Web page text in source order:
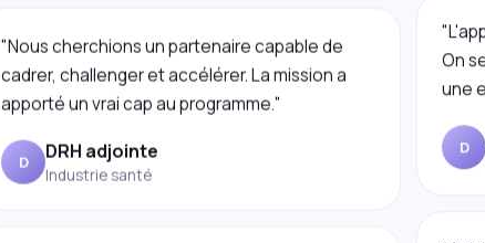
cadrer, challenger et accélérer. La mission a
apporté un vrai cap au programme."
D
Industrie santé
On
une
D